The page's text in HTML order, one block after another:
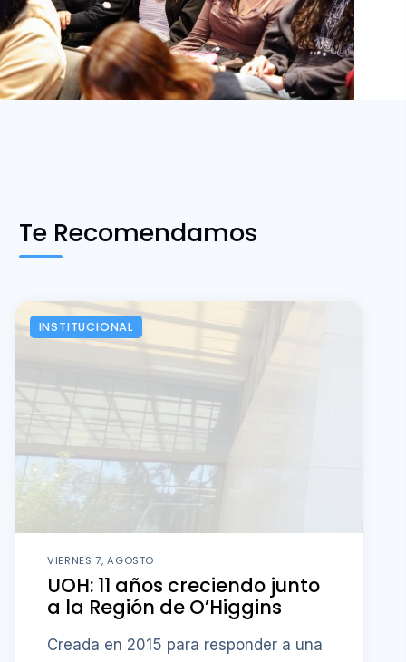
Te Recomendamos
INSTITUCIONAL
VIERNES 7, AGOSTO
UOH: 11 años creciendo junto
a la Región de O’Higgins
Creada en 2015 para responder a una